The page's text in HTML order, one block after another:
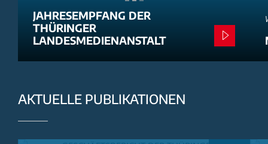
JAHRESEMPFANG DER
THÜRINGER
LANDESMEDIENANSTALT
AKTUELLE PUBLIKATIONEN